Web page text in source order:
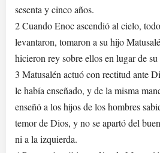
sesenta y cinco años.
2 Cuando Enoc ascendió al cielo,
levantaron, tomaron a su hijo
hicieron rey sobre ellos en lugar de su
3 Matusalén actuó con rectitud ante
le había enseñado, y de la misma
enseñó a los hijos de los hombres
temor de Dios, y no se apartó del
ni a la izquierda.